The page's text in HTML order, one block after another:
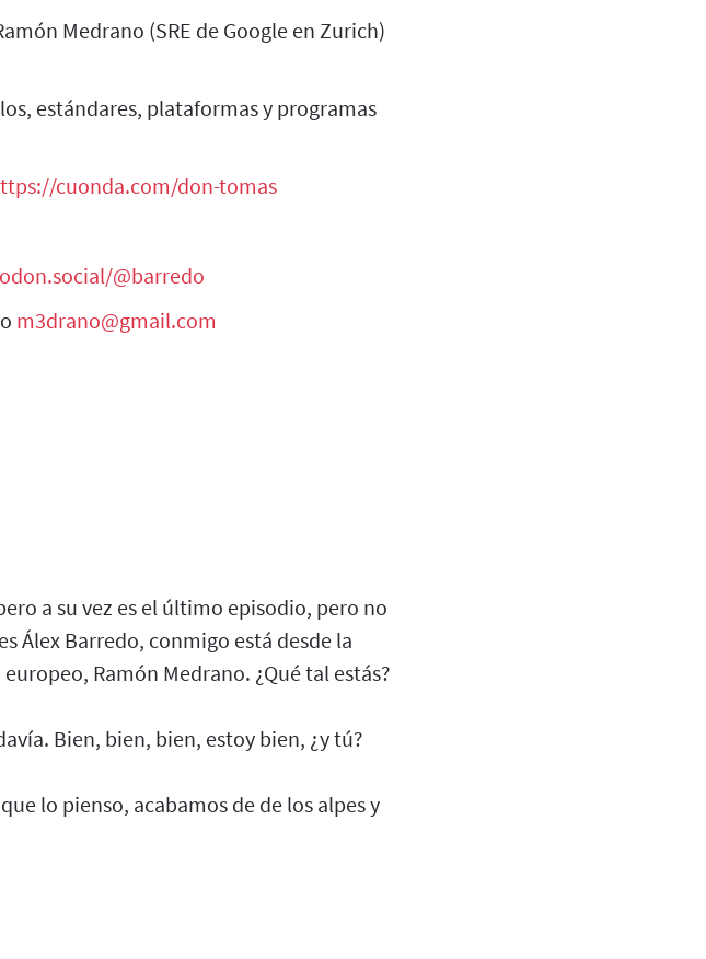
Medrano (SRE de Google en Zurich)
estándares, plataformas y programas
cuonda.com/don-tomas
@barredo
o m3drano@gmail.com
a su vez es el último episodio, pero no
Álex Barredo, conmigo está desde la
Ramón Medrano. ¿Qué tal estás?
Bien, bien, bien, estoy bien, ¿y tú?
lo pienso, acabamos de de los alpes y